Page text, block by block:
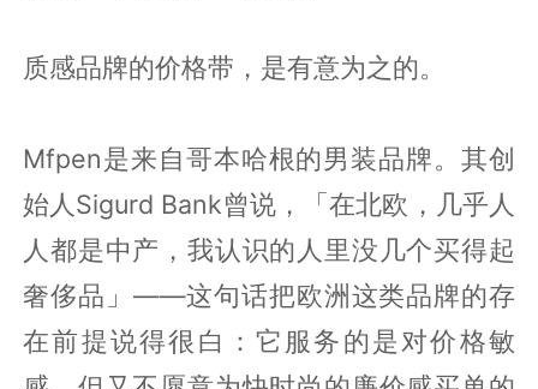
质感品牌的价格带，是有意为之的。
Mfpen是来自哥本哈根的男装品牌。其创
始人Sigurd Bank曾说，「在北欧，几乎人
人都是中产，我认识的人里没几个买得起
奢侈品」——这句话把欧洲这类品牌的存
在前提说得很白：它服务的是对价格敏